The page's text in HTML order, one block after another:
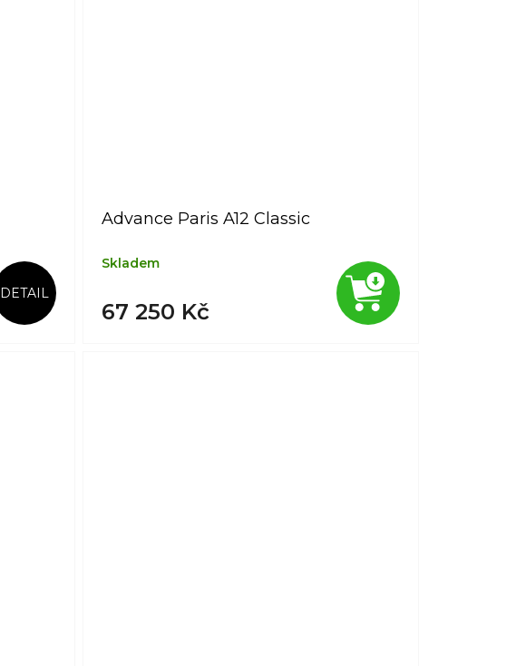
DETAIL
Advance Paris A12 Classic
Skladem
67 250 Kč